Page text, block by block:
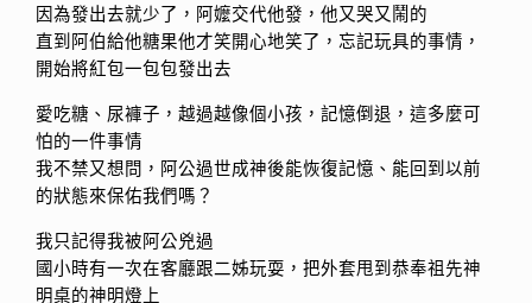
因為發出去就少了，阿嬤交代他發，他又哭又鬧的
直到阿伯給他糖果他才笑開心地笑了，忘記玩具的事情，
開始將紅包一包包發出去
愛吃糖、尿褲子，越過越像個小孩，記憶倒退，這多麼可
怕的一件事情
我不禁又想問，阿公過世成神後能恢復記憶、能回到以前
的狀態來保佑我們嗎？
我只記得我被阿公兇過
國小時有一次在客廳跟二姊玩耍，把外套甩到恭奉祖先神
明桌的神明燈上